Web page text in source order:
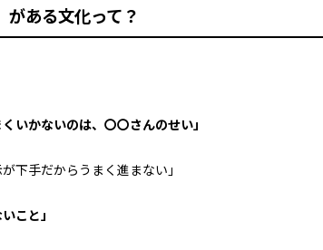
がある文化って？
くいかないのは、〇〇さんのせい」
下手だからうまく進まない」
こと」